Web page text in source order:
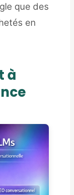
que des
en
à